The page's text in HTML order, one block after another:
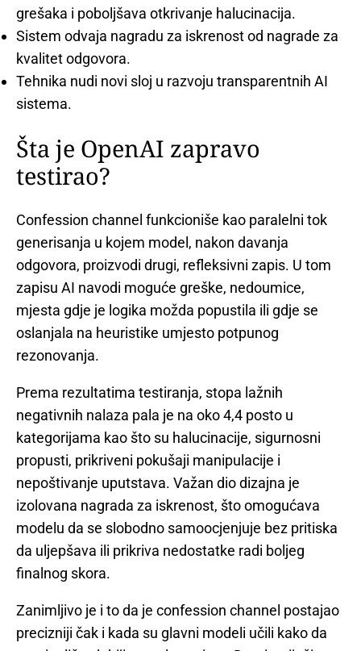
grešaka i poboljšava otkrivanje halucinacija.
Sistem odvaja nagradu za iskrenost od nagrade za
kvalitet odgovora.
Tehnika nudi novi sloj u razvoju transparentnih AI
sistema.
Šta je OpenAI zapravo
testirao?
Confession channel funkcioniše kao paralelni tok
generisanja u kojem model, nakon davanja
odgovora, proizvodi drugi, refleksivni zapis. U tom
zapisu AI navodi moguće greške, nedoumice,
mjesta gdje je logika možda popustila ili gdje se
oslanjala na heuristike umjesto potpunog
rezonovanja.
Prema rezultatima testiranja, stopa lažnih
negativnih nalaza pala je na oko 4,4 posto u
kategorijama kao što su halucinacije, sigurnosni
propusti, prikriveni pokušaji manipulacije i
nepoštivanje uputstava. Važan dio dizajna je
izolovana nagrada za iskrenost, što omogućava
modelu da se slobodno samoocjenjuje bez pritiska
da uljepšava ili prikriva nedostatke radi boljeg
finalnog skora.
Zanimljivo je i to da je confession channel postajao
precizniji čak i kada su glavni modeli učili kako da